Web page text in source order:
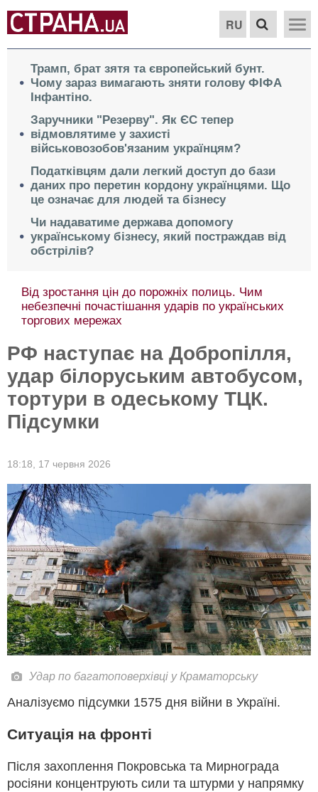
RU
Трамп, брат зятя та європейський бунт.
Чому зараз вимагають зняти голову ФІФА
Інфантіно.
Заручники "Резерву". Як ЄС тепер
відмовлятиме у захисті
військовозобов'язаним українцям?
Податківцям дали легкий доступ до бази
даних про перетин кордону українцями. Що
це означає для людей та бізнесу
Чи надаватиме держава допомогу
українському бізнесу, який постраждав від
обстрілів?
Від зростання цін до порожніх полиць. Чим
небезпечні почастішання ударів по українських
торгових мережах
РФ наступає на Добропілля,
удар білоруським автобусом,
тортури в одеському ТЦК.
Підсумки
18:18, 17 червня 2026
Удар по багатоповерхівці у Краматорську
Аналізуємо підсумки 1575 дня війни в Україні.
Ситуація на фронті
Після захоплення Покровська та Мирнограда
росіяни концентрують сили та штурми у напрямку